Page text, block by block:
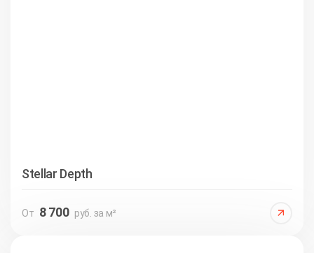
Stellar Depth
От 8 700 руб. за м²